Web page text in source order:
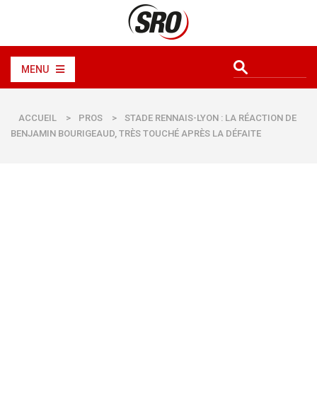
MENU
ACCUEIL > PROS >
STADE RENNAIS-LYON : LA RÉACTION DE
BENJAMIN BOURIGEAUD, TRÈS TOUCHÉ APRÈS LA DÉFAITE